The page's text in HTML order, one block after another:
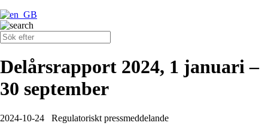
Delårsrapport 2024, 1 januari –
30 september
2024-10-24
Regulatoriskt pressmeddelande